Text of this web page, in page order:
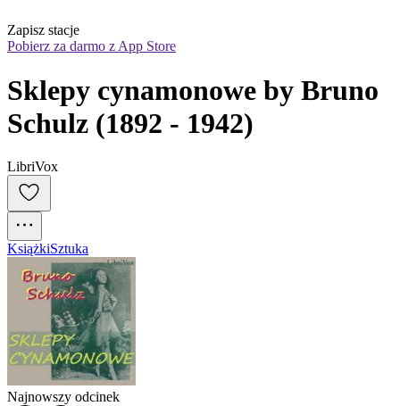
Zapisz stacje
Pobierz za darmo z App Store
Sklepy cynamonowe by Bruno
Schulz (1892 - 1942)
LibriVox
KsiążkiSztuka
Najnowszy odcinek